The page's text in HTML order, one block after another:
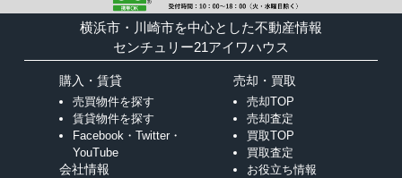
横浜市・川崎市を中心とした不動産情報
センチュリー21アイワハウス
購入・賃貸
売買物件を探す
賃貸物件を探す
Facebook・Twitter・
YouTube
会社情報
売却・買取
売却TOP
売却査定
買取TOP
買取査定
お役立ち情報